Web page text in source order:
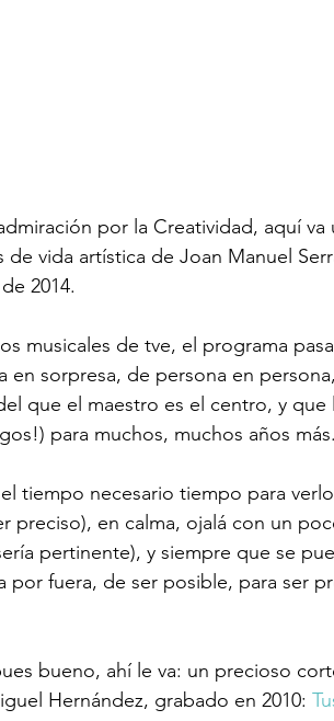
por la Creatividad, aquí
de vida artística de Joan Manuel
2014.
musicales de tve, el programa
sorpresa, de persona en
que el maestro es el centro, y que
para muchos, muchos años más.
tiempo necesario tiempo para
preciso), en calma, ojalá con un
pertinente), y siempre que se
fuera, de ser posible, para ser
bueno, ahí le va: un precioso
Hernández, grabado en 2010: